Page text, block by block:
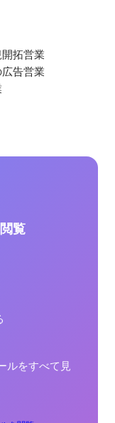
拓営業
告営業
覧
ルをすべて見